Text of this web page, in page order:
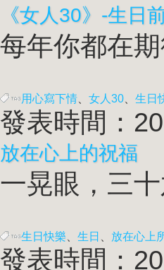
《女人30》-生日
每年你都在
用心寫下情 女人30 生日
發表時間：
放在心上的祝福
一晃眼，三
生日快樂 生日 放在心上
發表時間：